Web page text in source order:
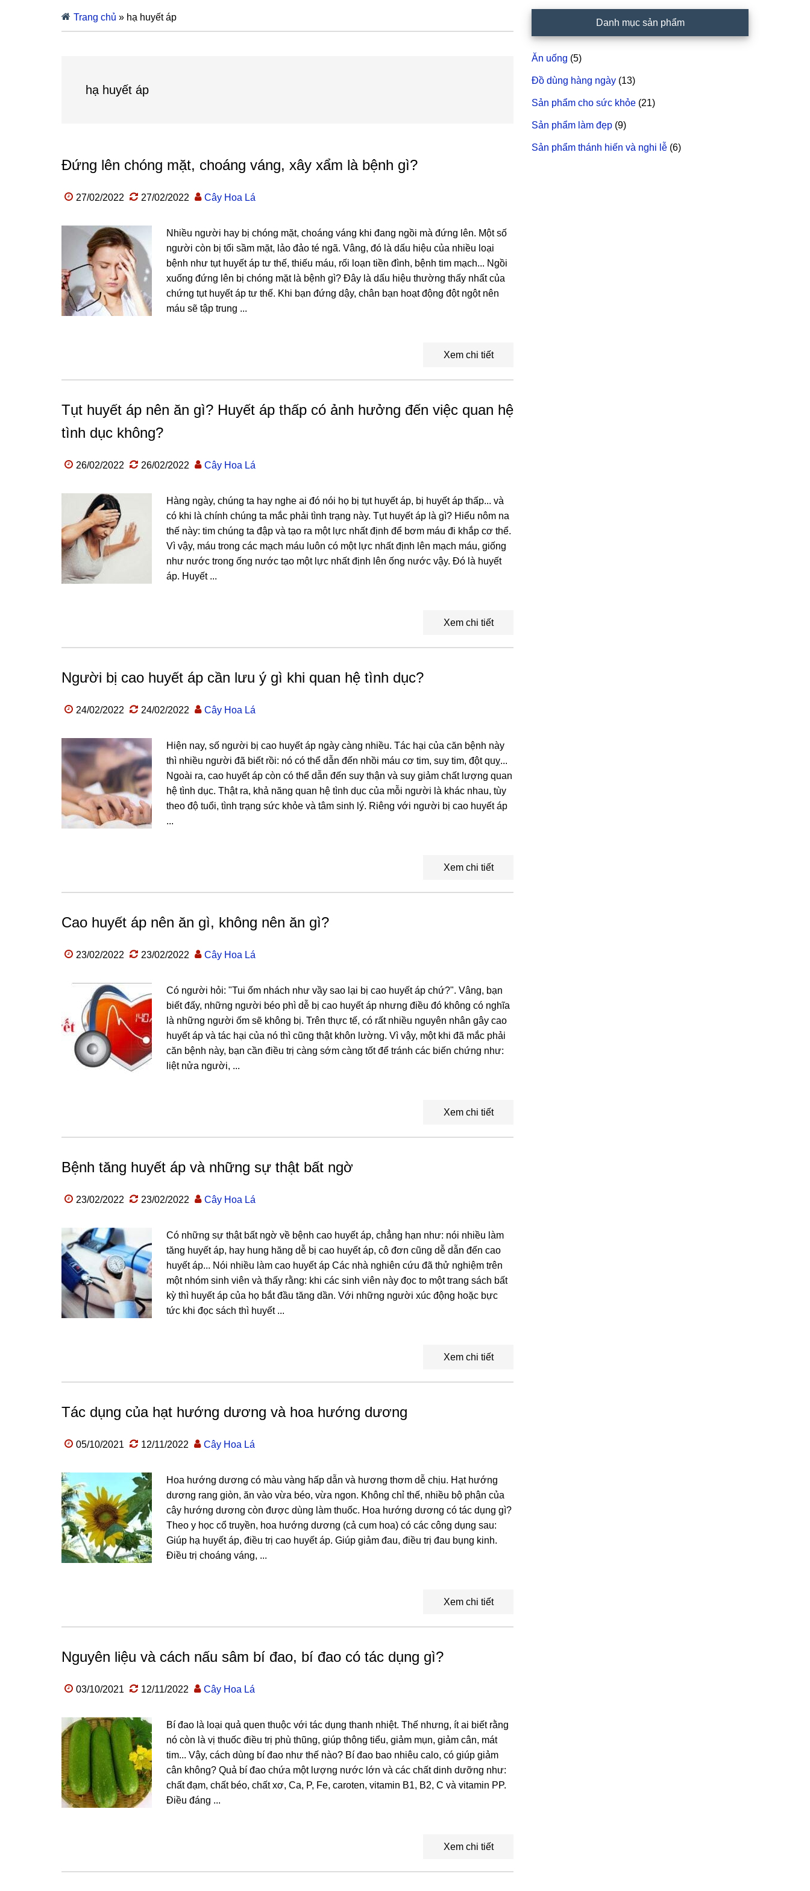
Trang chủ » hạ huyết áp
hạ huyết áp
Đứng lên chóng mặt, choáng váng, xây xẩm là bệnh gì?
27/02/2022 27/02/2022 Cây Hoa Lá
Nhiều người hay bị chóng mặt, choáng váng khi đang ngồi mà đứng lên. Một số
người còn bị tối sầm mặt, lảo đảo té ngã. Vâng, đó là dấu hiệu của nhiều loại
bệnh như tụt huyết áp tư thế, thiếu máu, rối loạn tiền đình, bệnh tim mạch... Ngồi
xuống đứng lên bị chóng mặt là bệnh gì? Đây là dấu hiệu thường thấy nhất của
chứng tụt huyết áp tư thế. Khi bạn đứng dậy, chân bạn hoạt động đột ngột nên
máu sẽ tập trung ...
Xem chi tiết
Tụt huyết áp nên ăn gì? Huyết áp thấp có ảnh hưởng đến việc quan hệ
tình dục không?
26/02/2022 26/02/2022 Cây Hoa Lá
Hàng ngày, chúng ta hay nghe ai đó nói họ bị tụt huyết áp, bị huyết áp thấp... và
có khi là chính chúng ta mắc phải tình trạng này. Tụt huyết áp là gì? Hiểu nôm na
thế này: tim chúng ta đập và tạo ra một lực nhất định để bơm máu đi khắp cơ thể.
Vì vậy, máu trong các mạch máu luôn có một lực nhất định lên mạch máu, giống
như nước trong ống nước tạo một lực nhất định lên ống nước vậy. Đó là huyết
áp. Huyết ...
Xem chi tiết
Người bị cao huyết áp cần lưu ý gì khi quan hệ tình dục?
24/02/2022 24/02/2022 Cây Hoa Lá
Hiện nay, số người bị cao huyết áp ngày càng nhiều. Tác hại của căn bệnh này
thì nhiều người đã biết rồi: nó có thể dẫn đến nhồi máu cơ tim, suy tim, đột quỵ...
Ngoài ra, cao huyết áp còn có thể dẫn đến suy thận và suy giảm chất lượng quan
hệ tình dục. Thật ra, khả năng quan hệ tình dục của mỗi người là khác nhau, tùy
theo độ tuổi, tình trạng sức khỏe và tâm sinh lý. Riêng với người bị cao huyết áp
...
Xem chi tiết
Cao huyết áp nên ăn gì, không nên ăn gì?
23/02/2022 23/02/2022 Cây Hoa Lá
Có người hỏi: "Tui ốm nhách như vầy sao lại bị cao huyết áp chứ?". Vâng, bạn
biết đấy, những người béo phì dễ bị cao huyết áp nhưng điều đó không có nghĩa
là những người ốm sẽ không bị. Trên thực tế, có rất nhiều nguyên nhân gây cao
huyết áp và tác hại của nó thì cũng thật khôn lường. Vì vậy, một khi đã mắc phải
căn bệnh này, bạn cần điều trị càng sớm càng tốt để tránh các biến chứng như:
liệt nửa người, ...
Xem chi tiết
Bệnh tăng huyết áp và những sự thật bất ngờ
23/02/2022 23/02/2022 Cây Hoa Lá
Có những sự thật bất ngờ về bệnh cao huyết áp, chẳng hạn như: nói nhiều làm
tăng huyết áp, hay hung hăng dễ bị cao huyết áp, cô đơn cũng dễ dẫn đến cao
huyết áp... Nói nhiều làm cao huyết áp Các nhà nghiên cứu đã thử nghiệm trên
một nhóm sinh viên và thấy rằng: khi các sinh viên này đọc to một trang sách bất
kỳ thì huyết áp của họ bắt đầu tăng dần. Với những người xúc động hoặc bực
tức khi đọc sách thì huyết ...
Xem chi tiết
Tác dụng của hạt hướng dương và hoa hướng dương
05/10/2021 12/11/2022 Cây Hoa Lá
Hoa hướng dương có màu vàng hấp dẫn và hương thơm dễ chịu. Hạt hướng
dương rang giòn, ăn vào vừa béo, vừa ngon. Không chỉ thế, nhiều bộ phận của
cây hướng dương còn được dùng làm thuốc. Hoa hướng dương có tác dụng gì?
Theo y học cổ truyền, hoa hướng dương (cả cụm hoa) có các công dụng sau:
Giúp hạ huyết áp, điều trị cao huyết áp. Giúp giảm đau, điều trị đau bụng kinh.
Điều trị choáng váng, ...
Xem chi tiết
Nguyên liệu và cách nấu sâm bí đao, bí đao có tác dụng gì?
03/10/2021 12/11/2022 Cây Hoa Lá
Bí đao là loại quả quen thuộc với tác dụng thanh nhiệt. Thế nhưng, ít ai biết rằng
nó còn là vị thuốc điều trị phù thũng, giúp thông tiểu, giảm mụn, giảm cân, mát
tim... Vậy, cách dùng bí đao như thế nào? Bí đao bao nhiêu calo, có giúp giảm
cân không? Quả bí đao chứa một lượng nước lớn và các chất dinh dưỡng như:
chất đạm, chất béo, chất xơ, Ca, P, Fe, caroten, vitamin B1, B2, C và vitamin PP.
Điều đáng ...
Xem chi tiết
chính
Danh mục sản phẩm
Ăn uống (5)
Đồ dùng hàng ngày (13)
Sản phẩm cho sức khỏe (21)
Sản phẩm làm đẹp (9)
Sản phẩm thánh hiến và nghi lễ (6)